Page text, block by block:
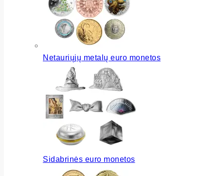
Netauriųjų metalų euro monetos
Sidabrinės euro monetos